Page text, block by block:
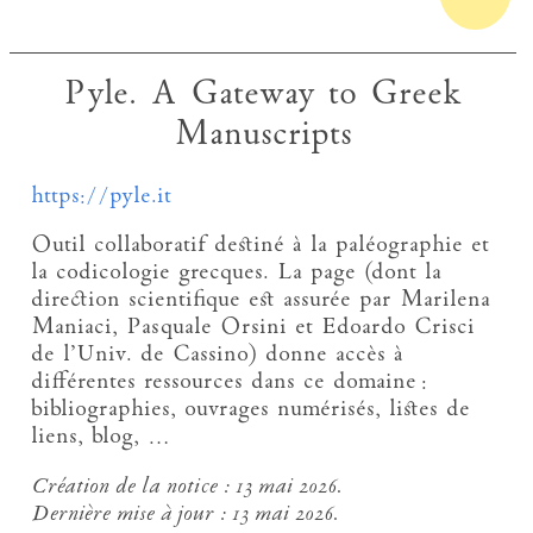
Pyle. A Gateway to Greek
Manuscripts
https://pyle.it
Outil collaboratif destiné à la paléographie et
la codicologie grecques. La page (dont la
direction scientifique est assurée par Marilena
Maniaci, Pasquale Orsini et Edoardo Crisci
de l’Univ. de Cassino) donne accès à
différentes ressources dans ce domaine :
bibliographies, ouvrages numérisés, listes de
liens, blog, …
Création de la notice :13 mai 2026.
Dernière mise à jour :13 mai 2026.